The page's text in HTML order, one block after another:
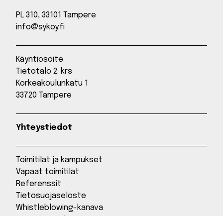
PL 310, 33101 Tampere
info@sykoy.fi
Käyntiosoite
Tietotalo 2. krs
Korkeakoulunkatu 1
33720 Tampere
Yhteystiedot
Toimitilat ja kampukset
Vapaat toimitilat
Referenssit
Tietosuojaseloste
Whistleblowing-kanava